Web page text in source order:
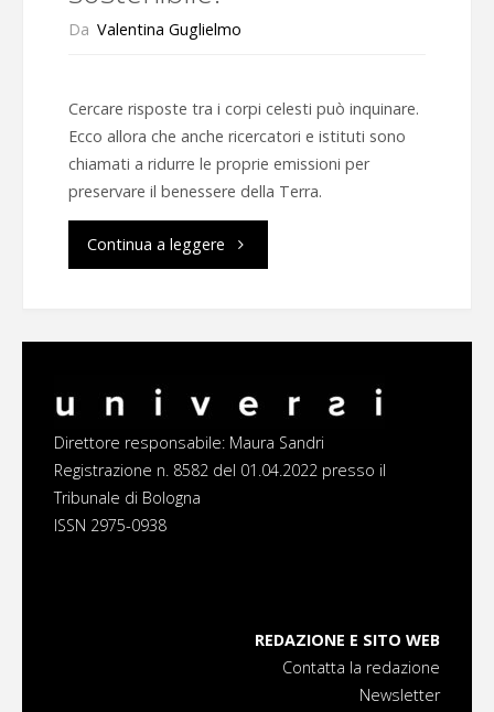
Da Valentina Guglielmo
Cercare risposte tra i corpi celesti può inquinare.
Ecco allora che anche ricercatori e istituti sono
chiamati a ridurre le proprie emissioni per
preservare il benessere della Terra.
Continua a leggere"L’astronomia
essere
Direttore responsabile: Maura Sandri
Registrazione n. 8582 del 01.04.2022 presso il
Tribunale di Bologna
ISSN 2975-0938
REDAZIONE E SITO WEB
Contatta la redazione
Newsletter